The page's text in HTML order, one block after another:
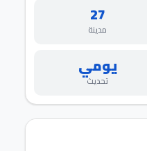
27
مدينة
يومي
تحديث